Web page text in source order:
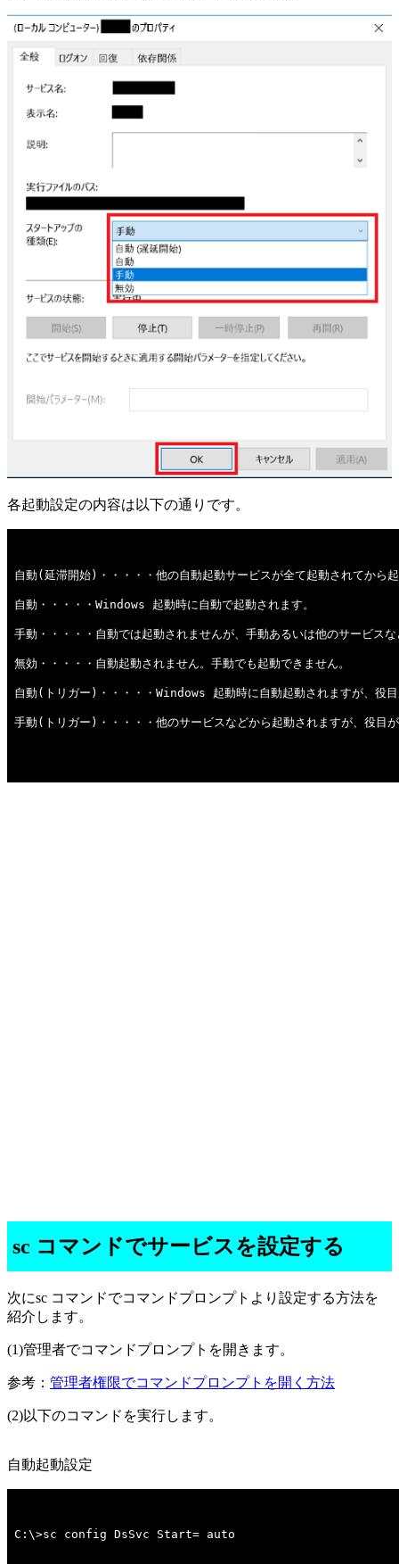
各起動設定の内容は以下の通りです。
自動(延滞開始)・・・・・他の自動起動サービスが全て起動されてから
自動・・・・・Windows 起動時に自動で起動されます。
手動・・・・・自動では起動されませんが、手動あるいは他のサービス
無効・・・・・自動起動されません。手動でも起動できません。
自動(トリガー)・・・・・Windows 起動時に自動起動されますが、役
手動(トリガー)・・・・・他のサービスなどから起動されますが、役目
sc コマンドでサービスを設定する
次にsc コマンドでコマンドプロンプトより設定する方法を
紹介します。
(1)管理者でコマンドプロンプトを開きます。
参考： 管理者権限でコマンドプロンプトを開く方法
(2)以下のコマンドを実行します。
自動起動設定
C:\>sc config DsSvc Start= auto